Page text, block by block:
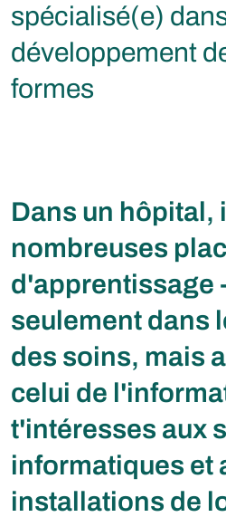
spécialisé(e)
développement
formes
Dans un hôpital,
nombreuses
d'apprentissage
seulement dans
des soins, mais
celui de
t'intéresses aux
informatiques et
installations de